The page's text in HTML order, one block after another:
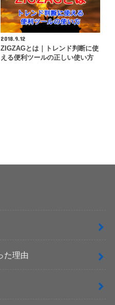
2018.9.12
ZIGZAGとは｜トレンド判断に使
える便利ツールの正しい使い方
た理由